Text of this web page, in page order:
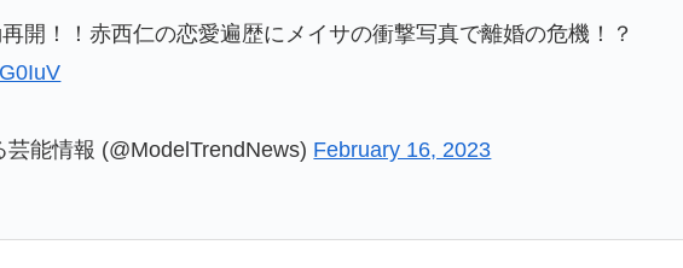
開！！赤西仁の恋愛遍歴にメイサの衝撃写真で離婚の危機！？
能情報 (@ModelTrendNews) February 16, 2023